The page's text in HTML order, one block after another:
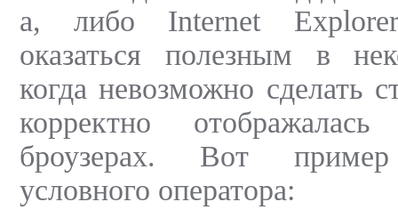
а, либо Internet
оказаться полезным в
когда невозможно сделать
корректно
броузерах. Вот пример
условного оператора: